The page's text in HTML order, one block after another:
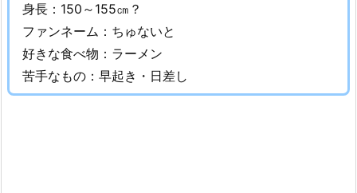
i
プ
ロ
フ
ィ
身長：150～155㎝？
ファンネーム：ちゅないと
好きな食べ物：ラーメン
苦手なもの：早起き・日差し